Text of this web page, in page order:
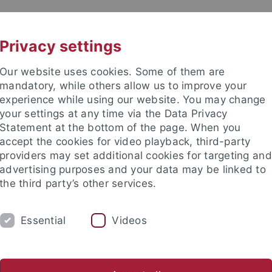
Archäologie des
AKTUELLES
Privacy settings
Our website uses cookies. Some of them are
mandatory, while others allow us to improve your
experience while using our website. You may change
your settings at any time via the Data Privacy
Statement at the bottom of the page. When you
accept the cookies for video playback, third-party
providers may set additional cookies for targeting and
advertising purposes and your data may be linked to
the third party’s other services.
Essential Videos